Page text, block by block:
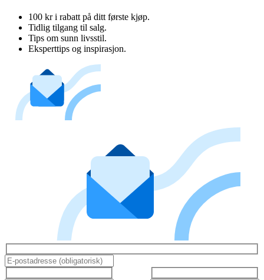
100 kr i rabatt på ditt første kjøp.
Tidlig tilgang til salg.
Tips om sunn livsstil.
Eksperttips og inspirasjon.